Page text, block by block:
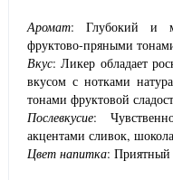
Аромат: Глубокий и
фруктово-пряными
Вкус: Ликер обладает
вкусом с нотками
тонами фруктовой
Послевкусие:
акцентами сливок,
Цвет напитка: Приятный